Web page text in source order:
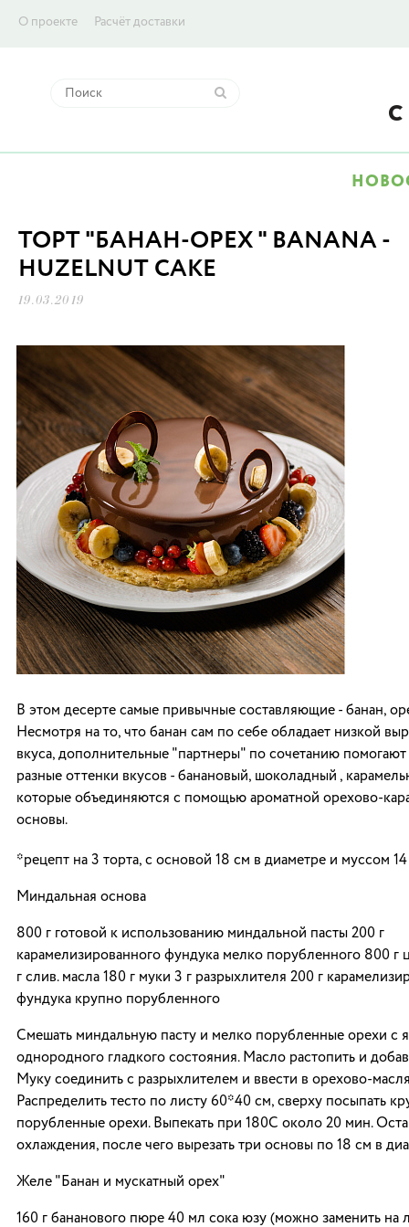
О проекте Расчёт доставки
ТОРТ "БАНАН-ОРЕХ " BANANA -
HUZELNUT CAKE
19.03.2019
В этом десерте самые привычные составляющие - банан,
Несмотря на то, что банан сам по себе обладает низкой
вкуса, дополнительные "партнеры" по сочетанию помогают
разные оттенки вкусов - банановый, шоколадный ,
которые объединяются с помощью ароматной орехово-
основы.
*рецепт на 3 торта, с основой 18 см в диаметре и муссом
Миндальная основа
800 г готовой к использованию миндальной пасты 200 г
карамелизированного фундука мелко порубленного 800 г
г слив. масла 180 г муки 3 г разрыхлителя 200 г
фундука крупно порубленного
Смешать миндальную пасту и мелко порубленные орехи с
однородного гладкого состояния. Масло растопить и
Муку соединить с разрыхлителем и ввести в орехово-
Распределить тесто по листу 60*40 см, сверху посыпать
порубленные орехи. Выпекать при 180С около 20 мин.
охлаждения, после чего вырезать три основы по 18 см в
Желе "Банан и мускатный орех"
160 г бананового пюре 40 мл сока юзу (можно заменить на